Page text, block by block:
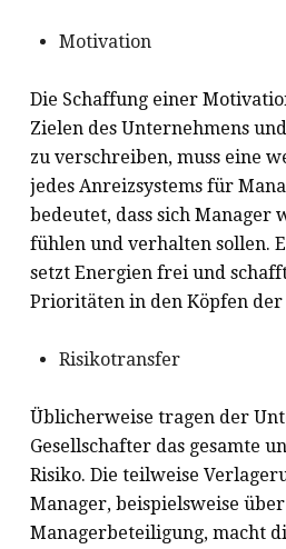
Motivation
Die Schaffung einer
Zielen des Unternehmens
zu verschreiben, muss eine
jedes Anreizsystems für
bedeutet, dass sich Manager
fühlen und verhalten sollen.
setzt Energien frei und
Prioritäten in den Köpfen
Risikotransfer
Üblicherweise tragen der
Gesellschafter das gesamte
Risiko. Die teilweise
Manager, beispielsweise
Managerbeteiligung, macht